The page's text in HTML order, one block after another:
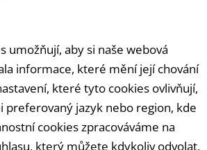
umožňují, aby si naše webová
informace, které mění její chování
které tyto cookies ovlivňují,
preferovaný jazyk nebo region, kde
cookies zpracováváme na
který můžete kdykoliv odvolat,